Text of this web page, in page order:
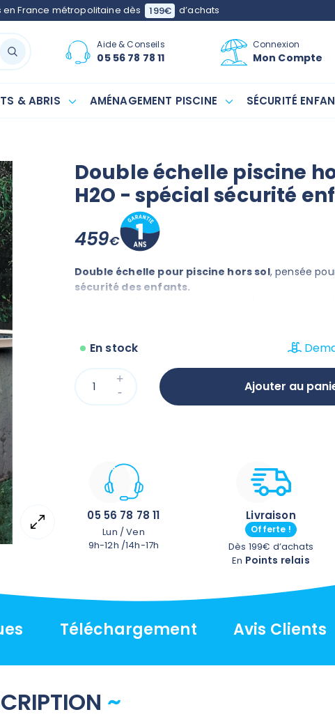
en France métropolitaine dès 199€ d’achats
Aide & Conseils
05 56 78 78 11
Connexion
Mon Compte
& ABRIS AMÉNAGEMENT PISCINE SÉCURITÉ
Double échelle piscine
H2O - spécial sécurité
459€
Double échelle pour piscine hors sol, pensée
sécurité des enfants.
empêcher l'accès à la piscine lorsqu'un adulte
Cette échelle possède également des marches anti-
dérapantes et les rampes ont été spécialement
être adaptées également aux enfants !
En stock
Ajouter au
05 56 78 78 11
Lun / Ven
9h-12h /14h-17h
Livraison
Offerte !
Dès 199€ d’achats
En Points relais
Téléchargement Avis Clients